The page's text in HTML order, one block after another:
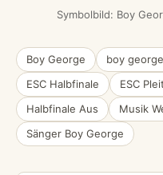
Symbolbild: Boy
Boy George boy
ESC Halbfinale
ESC
Halbfinale Aus
Musik
Sänger Boy George